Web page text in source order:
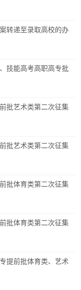
转递至录取高校的办
技能高考高职高专批
批艺术类第二次征集
批艺术类第二次征集
批体育类第二次征集
批体育类第二次征集
提前批体育类、艺术